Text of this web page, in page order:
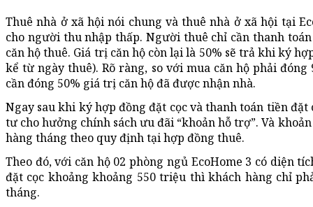
Thuê nhà ở xã hội nói chung và thuê nhà ở xã hội tại
cho người thu nhập thấp. Người thuê chỉ cần thanh
căn hộ thuê. Giá trị căn hộ còn lại là 50% sẽ trả khi ký
kể từ ngày thuê). Rõ ràng, so với mua căn hộ phải
cần đóng 50% giá trị căn hộ đã được nhận nhà.
Ngay sau khi ký hợp đồng đặt cọc và thanh toán tiền
tư cho hưởng chính sách ưu đãi “khoản hỗ trợ”. Và
hàng tháng theo quy định tại hợp đồng thuê.
Theo đó, với căn hộ 02 phòng ngủ EcoHome 3 có diện
đặt cọc khoảng khoảng 550 triệu thì khách hàng chỉ
tháng.